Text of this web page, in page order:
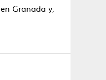
Granada y,